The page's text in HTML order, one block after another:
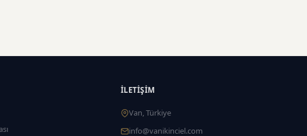
İLETIŞIM
Van, Türkiye
info@vanikinciel.com